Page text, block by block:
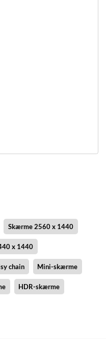
Skærme 2560 x 1440
x 1440
chain Mini-skærme
HDR-skærme